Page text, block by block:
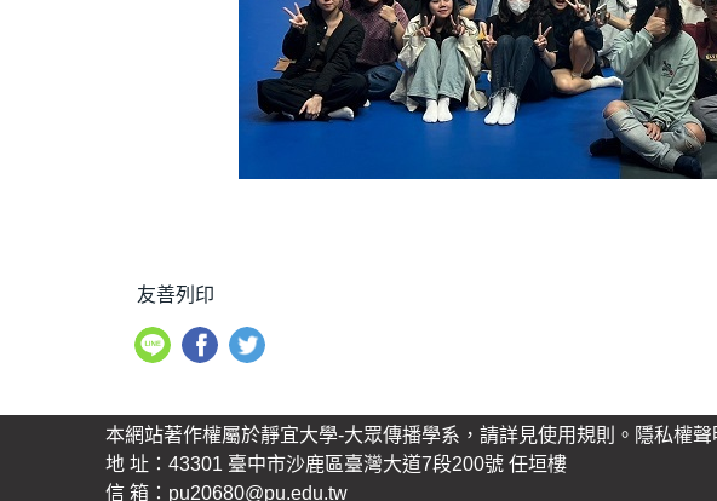
友善列印
本網站著作權屬於靜宜大學-大眾傳播學系，請詳見使用規則。 隱私權聲
地 址：43301 臺中市沙鹿區臺灣大道7段200號 任垣樓
信 箱： pu20680@pu.edu.tw